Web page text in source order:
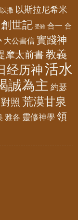
以撒 以斯拉尼希米
創世記 受難 合一 合
大公書信 實踐神
摩太前書 教義
经历神活水
誠為主 約瑟
照 荒漠甘泉
雅各 靈修神學 領